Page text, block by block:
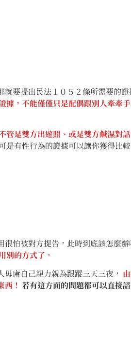
要提出民法１０５２條所需要的
據，不能僅僅只是配偶跟別人牽牽
管是雙方出遊照、或是雙方鹹濕對
是有性行為的證據可以讓你獲得比
怕被對方提告，此時到底該怎麼辦
別的方式了。
庸自己親力親為跟蹤三天三夜，
！ 若有這方面的問題都可以直接